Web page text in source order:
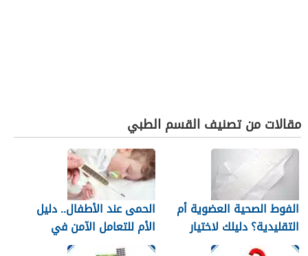
مقالات من تصنيف القسم الطبي
الفوط الصحية العضوية أم
التقليدية؟ دليلك لاختيار
النوع الأنسب لبشرتك
الحمى عند الأطفال.. دليل
الأم للتعامل الآمن في
المنزل